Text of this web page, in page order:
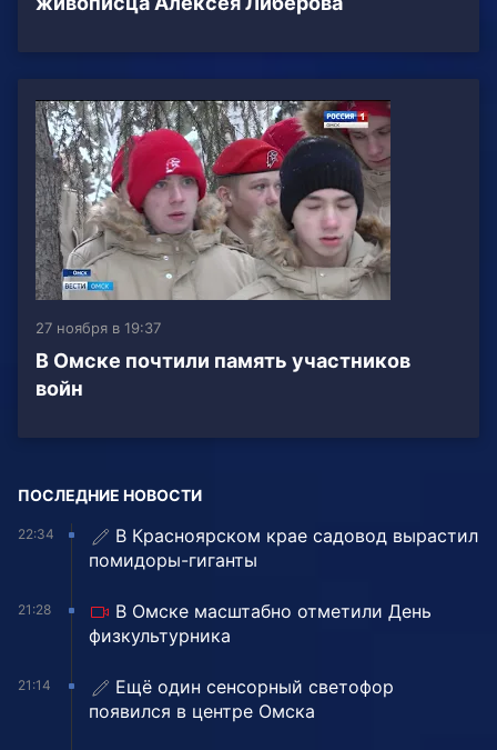
27 ноября в 19:37
В Омске почтили память участников
войн
ПОСЛЕДНИЕ НОВОСТИ
22:34
В Красноярском крае садовод вырастил
помидоры-гиганты
21:28
В Омске масштабно отметили День
физкультурника
21:14
Ещё один сенсорный светофор
появился в центре Омска